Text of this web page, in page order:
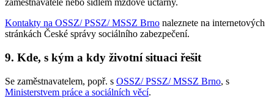
zaměstnavatele nebo sídlem mzdové účtárny.
Kontakty na OSSZ/ PSSZ/ MSSZ Brno naleznete na internetových
stránkách České správy sociálního zabezpečení.
9. Kde, s kým a kdy životní situaci řešit
Se zaměstnavatelem, popř. s OSSZ/ PSSZ/ MSSZ Brno, s
Ministerstvem práce a sociálních věcí.